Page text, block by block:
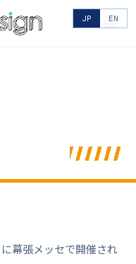
JP EN
幕張メッセで開催され